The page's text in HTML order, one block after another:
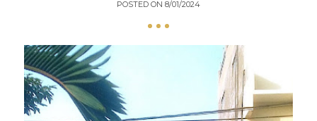
POSTED ON 8/01/2024